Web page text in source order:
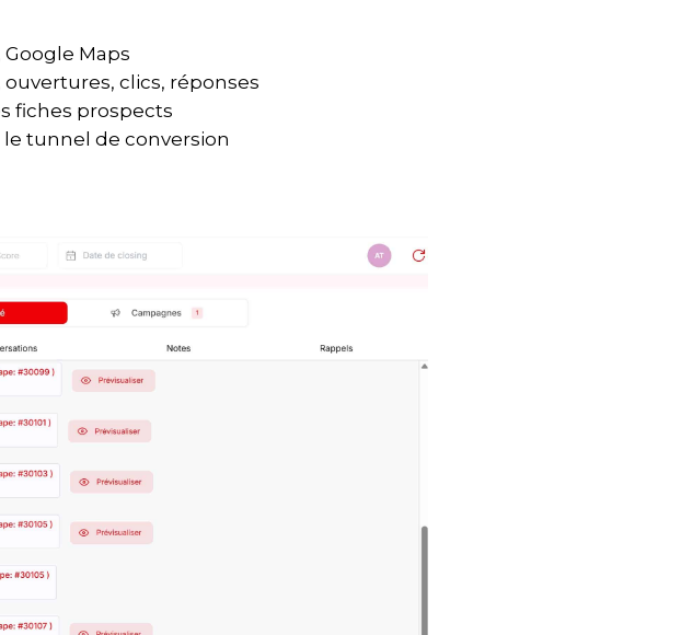
Maps
clics, réponses
fiches prospects
tunnel de conversion